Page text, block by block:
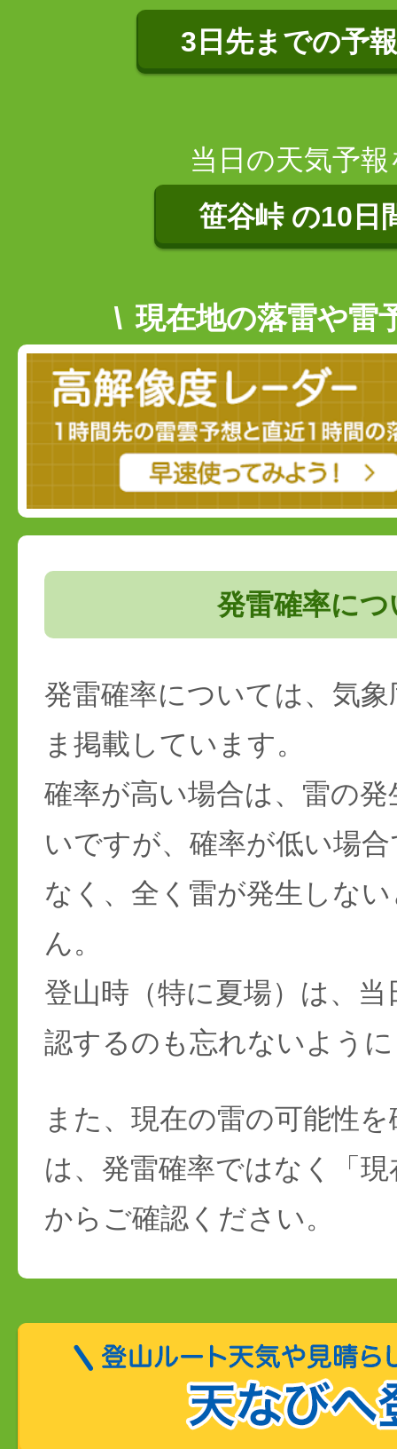
3日先までの予
当日の天気予
笹谷峠 の10日
現在地の落雷や雷
発雷確率につ
発雷確率については、気
ま掲載しています。
確率が高い場合は、雷の
いですが、確率が低い場
なく、全く雷が発生しな
ん。
登山時（特に夏場）は、
認するのも忘れないよう
また、現在の雷の可能性
は、発雷確率ではなく「
からご確認ください。